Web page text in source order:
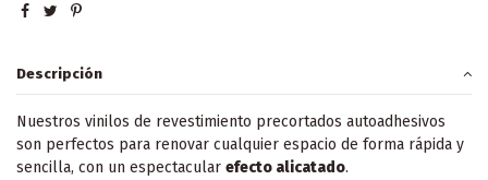
Descripción
Nuestros vinilos de revestimiento precortados autoadhesivos
son perfectos para renovar cualquier espacio de forma rápida y
sencilla, con un espectacular efecto alicatado.